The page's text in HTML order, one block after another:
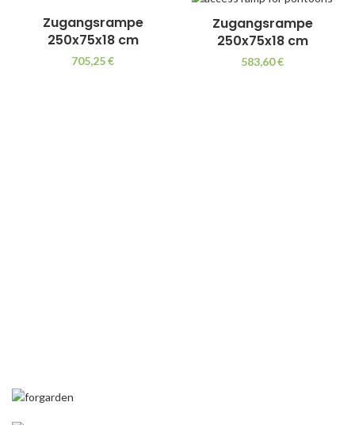
Zugangsrampe
250x75x18 cm
705,25€
Zugangsrampe
250x75x18 cm
583,60€